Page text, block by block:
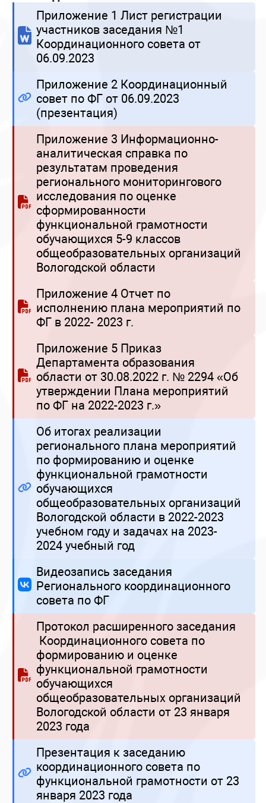
Приложение 1 Лист регистрации
участников заседания №1
Координационного совета от
06.09.2023
Приложение 2 Координационный
совет по ФГ от 06.09.2023
(презентация)
Приложение 3 Информационно-
аналитическая справка по
результатам проведения
регионального мониторингового
исследования по оценке
сформированности
функциональной грамотности
обучающихся 5-9 классов
общеобразовательных организаций
Вологодской области
Приложение 4 Отчет по
исполнению плана мероприятий по
ФГ в 2022- 2023 г.
Приложение 5 Приказ
Департамента образования
области от 30.08.2022 г. № 2294 «Об
утверждении Плана мероприятий
по ФГ на 2022-2023 г.»
Об итогах реализации
регионального плана мероприятий
по формированию и оценке
функциональной грамотности
обучающихся
общеобразовательных организаций
Вологодской области в 2022-2023
учебном году и задачах на 2023-
2024 учебный год
Видеозапись заседания
Регионального координационного
совета по ФГ
Протокол расширенного заседания
Координационного совета по
формированию и оценке
функциональной грамотности
обучающихся
общеобразовательных организаций
Вологодской области от 23 января
2023 года
Презентация к заседанию
координационного совета по
функциональной грамотности от 23
января 2023 года